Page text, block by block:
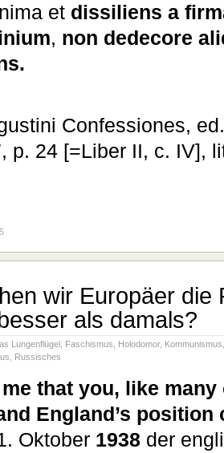
et dissiliens a
, non dedecore
Confessiones,
p. 24 [=Liber II, c. IV],
wir Europäer die
als damals?
Lungenflügel Faschismus Holodomor, Kommunismus
Russisches
that you, like
England’s position
Oktober 1938 der